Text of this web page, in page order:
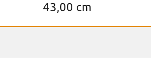
43,00 cm